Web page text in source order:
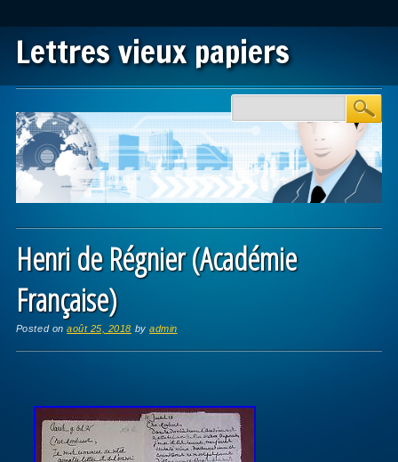
Lettres vieux papiers
Main menu
Henri de Régnier (Académie
Française)
Posted onaoût 25, 2018 byadmin